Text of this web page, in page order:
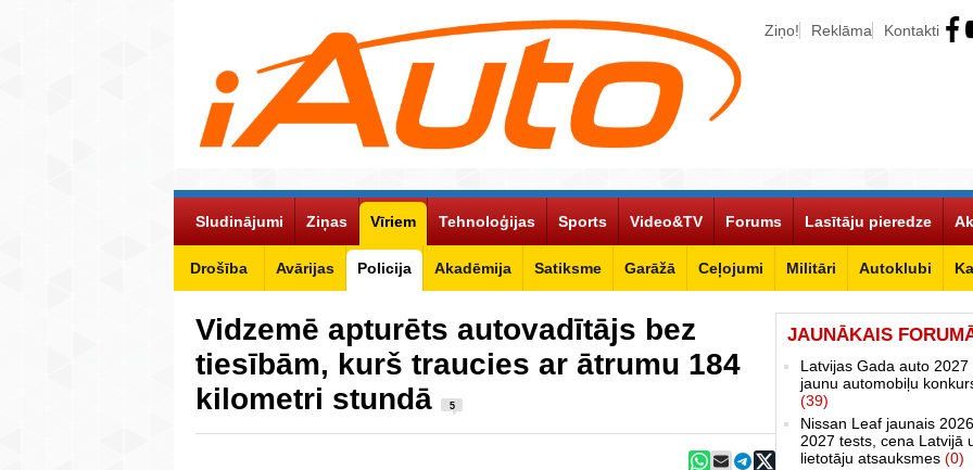
Ziņo! Reklāma Kontakti
Sludinājumi Ziņas Vīriem
Drošība Avārijas Policija Akadēmija Satiksme Garāžā Ceļojumi Militāri Autoklubi
Tehnoloģijas Sports Video&TV Forums Lasītāju pieredze
Vidzemē apturēts autovadītājs bez
tiesībām, kurš traucies ar ātrumu 184
kilometri stundā
5
JAUNĀKAIS
Latvijas Gada auto 2027
jaunu automobiļu
(39)
Nissan Leaf jaunais
2027 tests, cena Latvijā
lietotāju atsauksmes (0)